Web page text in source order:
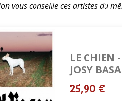
vous conseille ces artistes du
LE CHIEN -
JOSY
25,90 €